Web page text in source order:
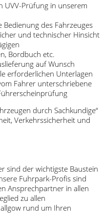
UVV-Prüfung in unserem
Bedienung des Fahrzeuges
und technischer Hinsicht
Bordbuch etc.
auf Wunsch
erforderlichen Unterlagen
Fahrer unterschriebene
durch Sachkundige“
Verkehrssicherheit und
sind der wichtigste Baustein
Fuhrpark-Profis sind
Ansprechpartner in allen
zu allen
rund um Ihren